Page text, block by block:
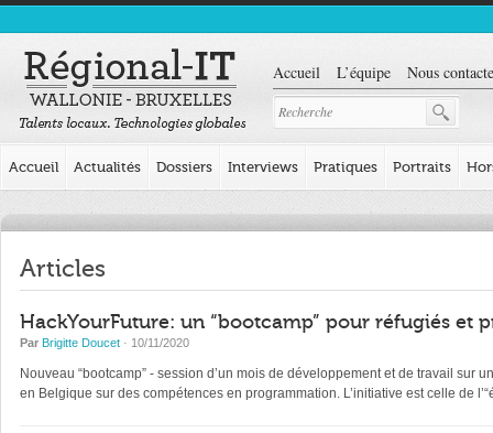
Accueil L’équipe Nous
Accueil Actualités Dossiers Interviews Pratiques Portraits
Articles
HackYourFuture: un “bootcamp” pour réfugiés et
Par Brigitte Doucet · 10/11/2020
Nouveau “bootcamp” - session d’un mois de développement et de travail
en Belgique sur des compétences en programmation. L’initiative est celle de